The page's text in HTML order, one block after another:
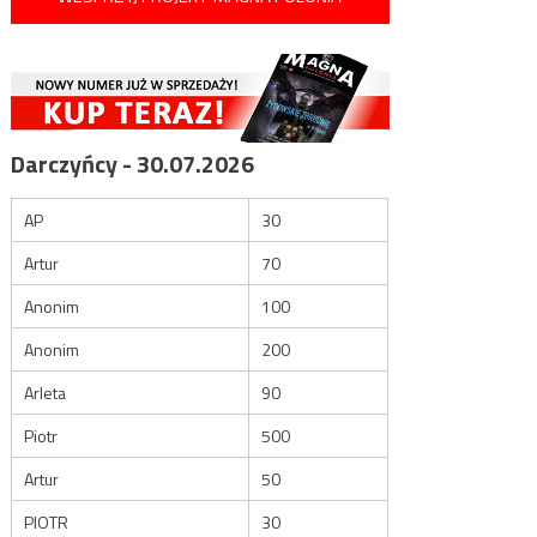
Darczyńcy - 30.07.2026
AP
30
Artur
70
Anonim
100
Anonim
200
Arleta
90
Piotr
500
Artur
50
PIOTR
30